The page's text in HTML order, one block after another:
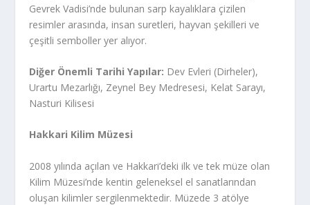
Gevrek Vadisi’nde bulunan sarp kayalıklara çizilen
resimler arasında, insan suretleri, hayvan şekilleri ve
çeşitli semboller yer alıyor.
Diğer Önemli Tarihi Yapılar: Dev Evleri (Dirheler),
Urartu Mezarlığı, Zeynel Bey Medresesi, Kelat Sarayı,
Nasturi Kilisesi
Hakkari Kilim Müzesi
2008 yılında açılan ve Hakkari’deki ilk ve tek müze olan
Kilim Müzesi’nde kentin geleneksel el sanatlarından
oluşan kilimler sergilenmektedir. Müzede 3 atölye